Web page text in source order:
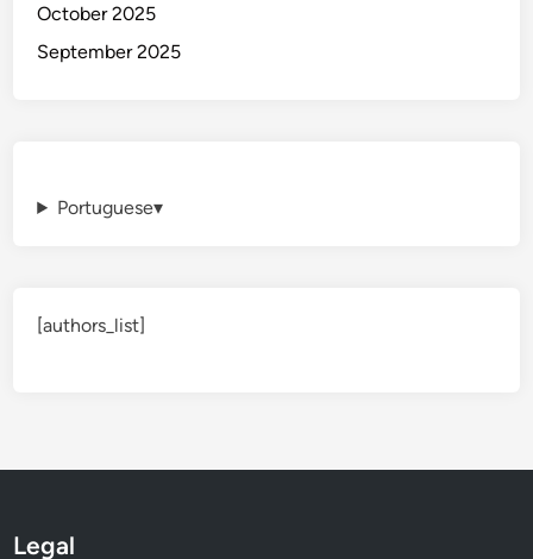
October 2025
September 2025
Portuguese▾
[authors_list]
Legal